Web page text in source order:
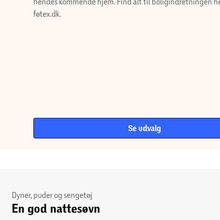
boligindretningen her på føtex.dk.
Se udvalg
Dyner, puder og sengetøj
En god nattesøvn